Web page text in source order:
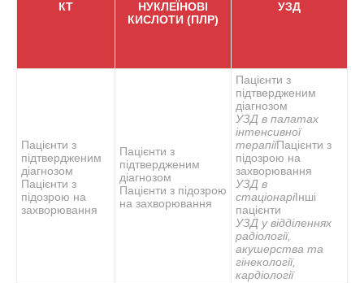
КТ
НУКЛЕЇНОВІ
КИСЛОТИ (ПЛР)
УЗД
Пацієнти з
підтвердженим
діагнозом
Пацієнти з
підозрою на
захворювання
Пацієнти з
підтвердженим
діагнозом
Пацієнти з підозрою
на захворювання
Пацієнти з
підтвердженим
діагнозом
УЗД в палатах
інтенсивної
терапіїПацієнти з
підозрою на
захворювання
УЗД в
стаціонаріІнші
пацієнти
УЗД у відділеннях
радіології,
акушерства та
гінекології,
кардіології